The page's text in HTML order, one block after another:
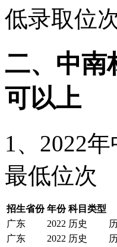
低录取位
二、中南
可以上
1、2022
最低位次
招生省份 年份 科目类型
广东
2022 历史
广东
2022 历史